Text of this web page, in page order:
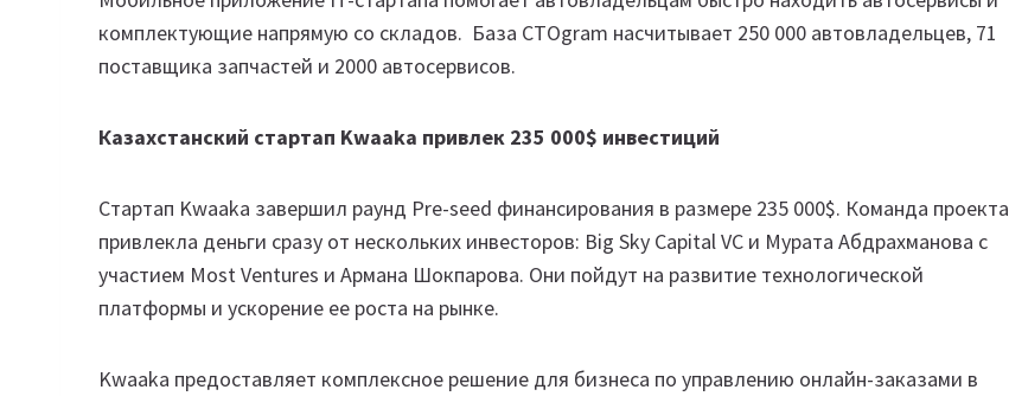
комплектующие напрямую со складов. База CTOgram насчитывает 250 000 автовладельцев, 71
поставщика запчастей и 2000 автосервисов.
Казахстанский стартап Kwaaka привлек 235 000$ инвестиций
Стартап Kwaaka завершил раунд Pre-seed финансирования в размере 235 000$. Команда проекта
привлекла деньги сразу от нескольких инвесторов: Big Sky Capital VC и Мурата Абдрахманова с
участием Most Ventures и Армана Шокпарова. Они пойдут на развитие технологической
платформы и ускорение ее роста на рынке.
Kwaaka предоставляет комплексное решение для бизнеса по управлению онлайн-заказами в